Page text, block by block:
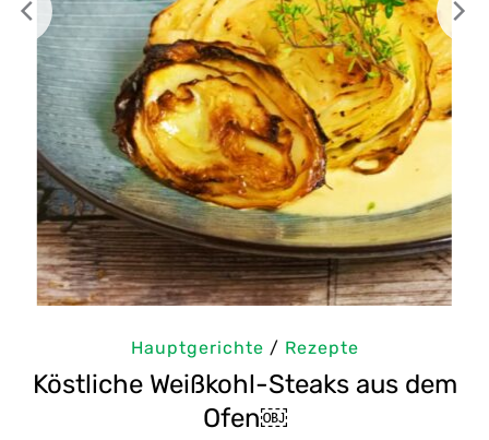
Hauptgerichte/Rezepte
Selbstgemachte Tahini: Sesampaste
Rezept